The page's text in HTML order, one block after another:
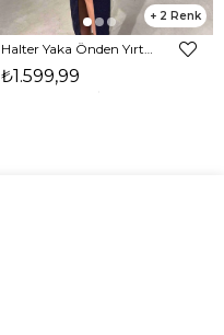
2
₺1.599,99